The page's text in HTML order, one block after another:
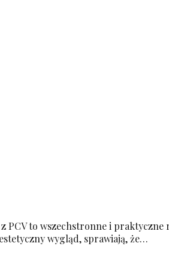
PCV to wszechstronne i
wygląd, sprawiają, że…